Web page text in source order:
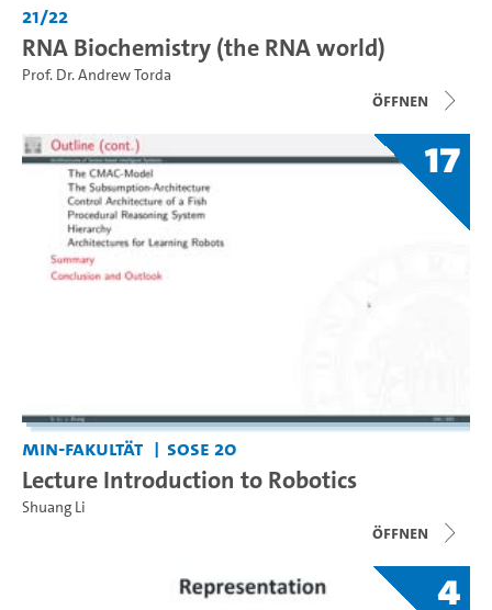
21/22
RNA Biochemistry (the RNA world)
Prof. Dr. Andrew Torda
Öffnen
17
MIN-Fakultät SoSe 20
Lecture Introduction to Robotics
Shuang Li
Öffnen
4